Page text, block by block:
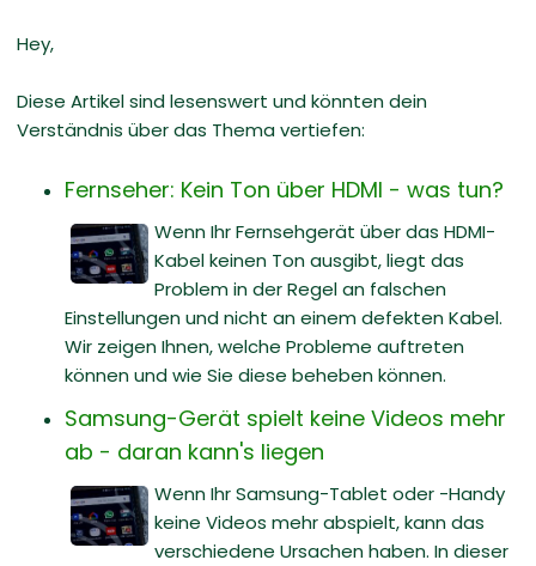
Hey,
Diese Artikel sind lesenswert und könnten dein
Verständnis über das Thema vertiefen:
Fernseher: Kein Ton über HDMI - was tun?
Wenn Ihr Fernsehgerät über das HDMI-
Kabel keinen Ton ausgibt, liegt das
Problem in der Regel an falschen
Einstellungen und nicht an einem defekten Kabel.
Wir zeigen Ihnen, welche Probleme auftreten
können und wie Sie diese beheben können.
Samsung-Gerät spielt keine Videos mehr
ab - daran kann's liegen
Wenn Ihr Samsung-Tablet oder -Handy
keine Videos mehr abspielt, kann das
verschiedene Ursachen haben. In dieser